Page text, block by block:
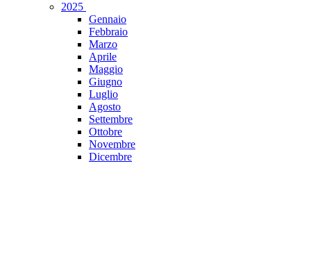
2025
Gennaio
Febbraio
Marzo
Aprile
Maggio
Giugno
Luglio
Agosto
Settembre
Ottobre
Novembre
Dicembre